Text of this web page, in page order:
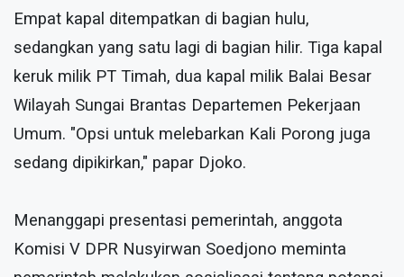
Empat kapal ditempatkan di bagian hulu,
sedangkan yang satu lagi di bagian hilir. Tiga kapal
keruk milik PT Timah, dua kapal milik Balai Besar
Wilayah Sungai Brantas Departemen Pekerjaan
Umum. "Opsi untuk melebarkan Kali Porong juga
sedang dipikirkan," papar Djoko.
Menanggapi presentasi pemerintah, anggota
Komisi V DPR Nusyirwan Soedjono meminta